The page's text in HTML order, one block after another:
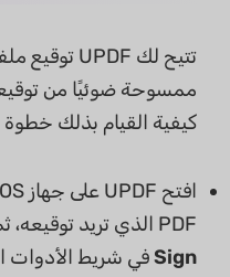
ممسوحة ضوئيًا من
كيفية القيام بذلك
PDF الذي تريد توقيعه، ثم اضغط على أيقونة
Signفي شريط الأدوات